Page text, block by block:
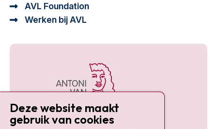
AVL Foundation
Werken bij AVL
Deze website maakt
gebruik van cookies